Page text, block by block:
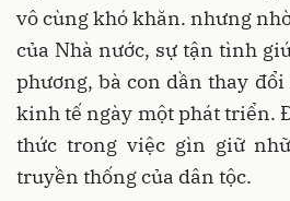
vô cùng khó khăn. nhưng
của Nhà nước, sự tận tình
phương, bà con dần thay
kinh tế ngày một phát triển.
thức trong việc gìn giữ
truyền thống của dân tộc.